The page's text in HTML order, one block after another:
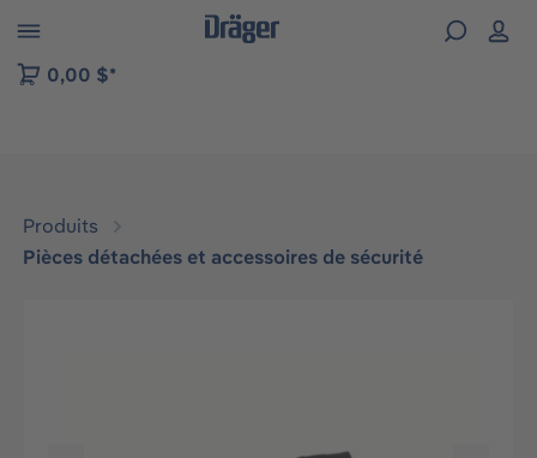
to B2B platform navigation
0,00 $*
Produits
Pièces détachées et accessoires de sécurité